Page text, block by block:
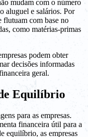
mudam com o número
aluguel e salários. Por
flutuam com base no
como matérias-primas
podem obter
decisões informadas
geral.
Equilíbrio
para as empresas.
financeira útil para a
equilíbrio, as empresas